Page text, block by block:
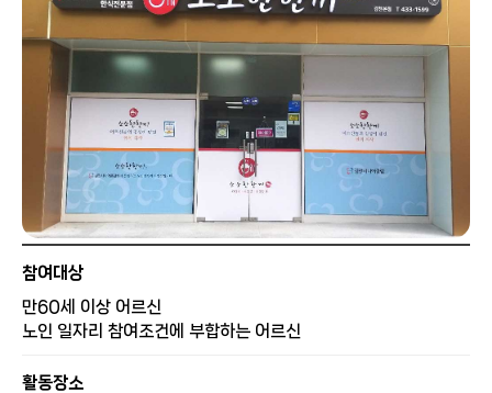
참여대상
만60세 이상 어르신
노인 일자리 참여조건에 부합하는 어르신
활동장소